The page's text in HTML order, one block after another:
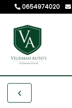
0654974020